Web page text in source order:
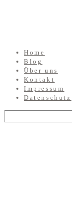
Home
Blog
Über uns
Kontakt
Impressum
Datenschutz